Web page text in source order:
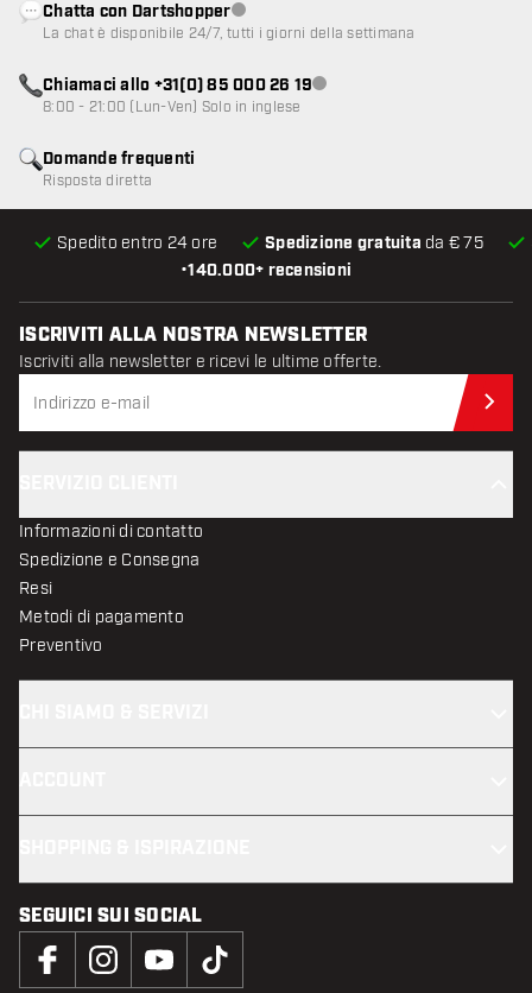
•140.000+ recensioni
Spedito entro 24 ore Spedizione gratuita da € 75
Domande frequenti
Risposta diretta
Chatta con DartshopperServizio clienti non disponibile
La chat è disponibile 24/7, tutti i giorni della settimana
Chiamaci allo +31(0) 85 000 26 19Servizio clienti non disponibile
8:00 - 21:00 (Lun-Ven) Solo in inglese
ISCRIVITI ALLA NOSTRA NEWSLETTER
Iscriviti alla newsletter e ricevi le ultime offerte.
Informazioni di contatto
Spedizione e Consegna
Resi
Metodi di pagamento
Preventivo
SEGUICI SUI SOCIAL